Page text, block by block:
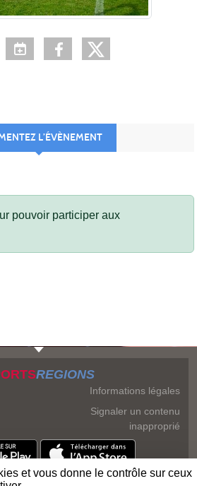
L’ÉVÈNEMENT
pouvoir participer aux
REGIONS
Informations légales
Signaler un contenu
inapproprié
et vous donne le contrôle sur ceux